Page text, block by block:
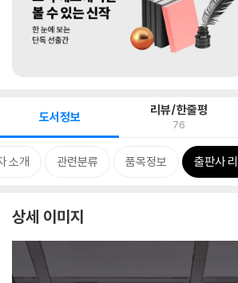
도서정보 리뷰/한줄평
76
소개 관련분류 품목정보 출판사
상세 이미지